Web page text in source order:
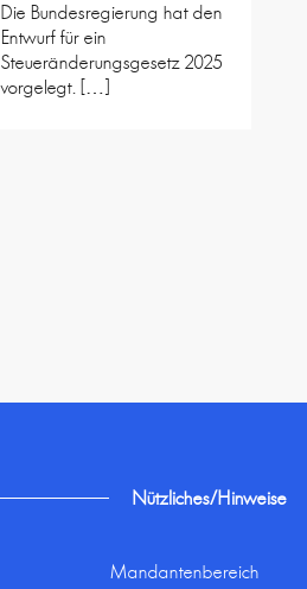
Die Bundesregierung hat den
Entwurf für ein
Steueränderungsgesetz 2025
vorgelegt. […]
Nützliches/Hinweise
Mandantenbereich